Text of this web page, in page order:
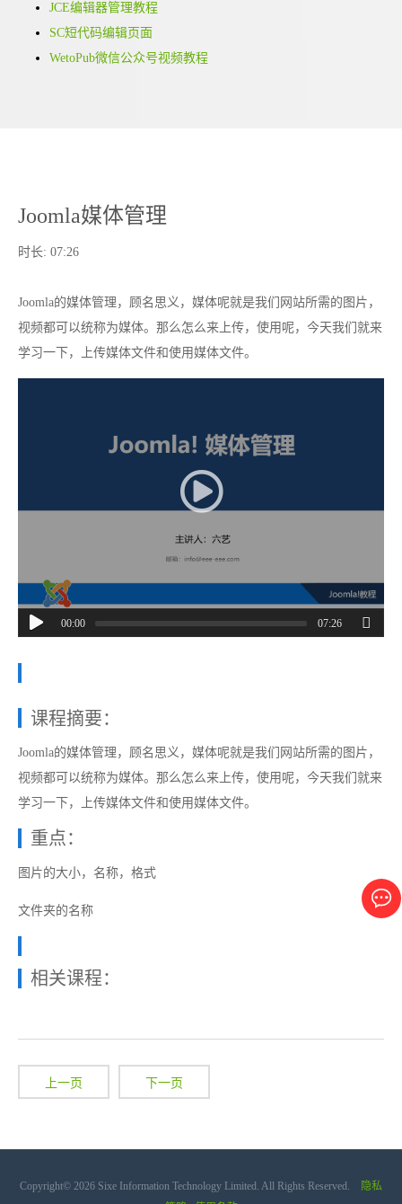
JCE编辑器管理教程
SC短代码编辑页面
WetoPub微信公众号视频教程
Joomla媒体管理
时长: 07:26
Joomla的媒体管理，顾名思义，媒体呢就是我们网站所需的图片，
视频都可以统称为媒体。那么怎么来上传，使用呢，今天我们就来
学习一下，上传媒体文件和使用媒体文件。
00:00 07:26
课程摘要：
Joomla的媒体管理，顾名思义，媒体呢就是我们网站所需的图片，
视频都可以统称为媒体。那么怎么来上传，使用呢，今天我们就来
学习一下，上传媒体文件和使用媒体文件。
重点：
图片的大小，名称，格式
文件夹的名称
相关课程：
上一页 下一页
Copyright© 2026 Sixe Information Technology Limited. All Rights Reserved.
隐私